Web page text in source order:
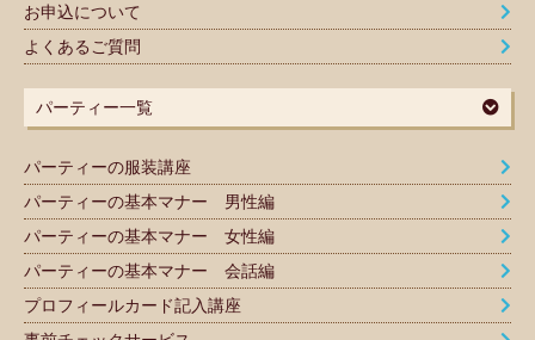
お申込について
よくあるご質問
パーティー一覧
パーティーの服装講座
パーティーの基本マナー 男性編
パーティーの基本マナー 女性編
パーティーの基本マナー 会話編
プロフィールカード記入講座